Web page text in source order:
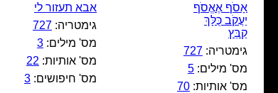
אָסֹף אֶאֱסֹף
יַעֲקֹב כֻּלָּךְ
קַבֵּץ
גימטריה: 727
מס' מילים: 5
מס' אותיות: 70
אבא תעזור לי
גימטריה: 727
מס' מילים: 3
מס' אותיות: 22
מס' חיפושים: 3